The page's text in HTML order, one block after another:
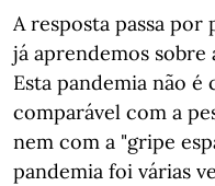
A resposta passa
já aprendemos
Esta pandemia não é
comparável com a
nem com a "gripe
pandemia foi várias